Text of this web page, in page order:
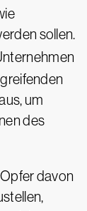
sollen.
um
des
davon